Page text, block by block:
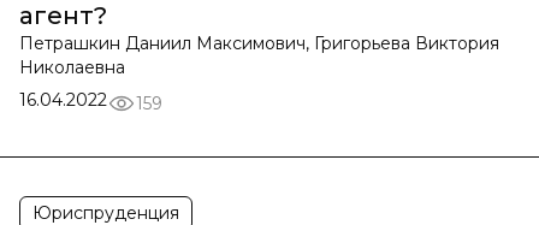
агент?
Петрашкин Даниил Максимович, Григорьева Виктория
Николаевна
16.04.2022
159
Юриспруденция